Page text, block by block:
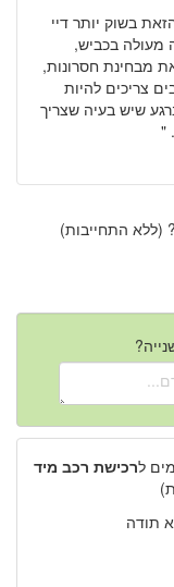
בשוק יותר דיי
מעולה בכביש,
מבחינת חסרונות,
צריכים להיות
שיש בעיה שצריך
"
(ללא התחייבות)
לרכישת רכב מיד
תודה